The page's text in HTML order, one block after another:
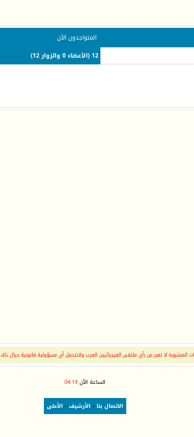
المتواجدون الآن
12 (الأعضاء 0 والزوار 12)
المنشورة لا تعبر عن رأي ملتقى الفيزيائيين العرب ولانتحمل أي مسؤولية قانونية حيال
الساعة الآن04:19
الاتصال بنا - الأرشيف- الأعلى